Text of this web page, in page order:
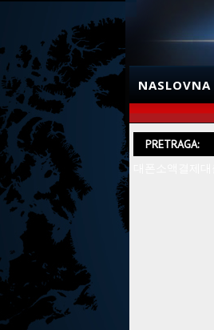
NASLOVNA
PRETRAGA: